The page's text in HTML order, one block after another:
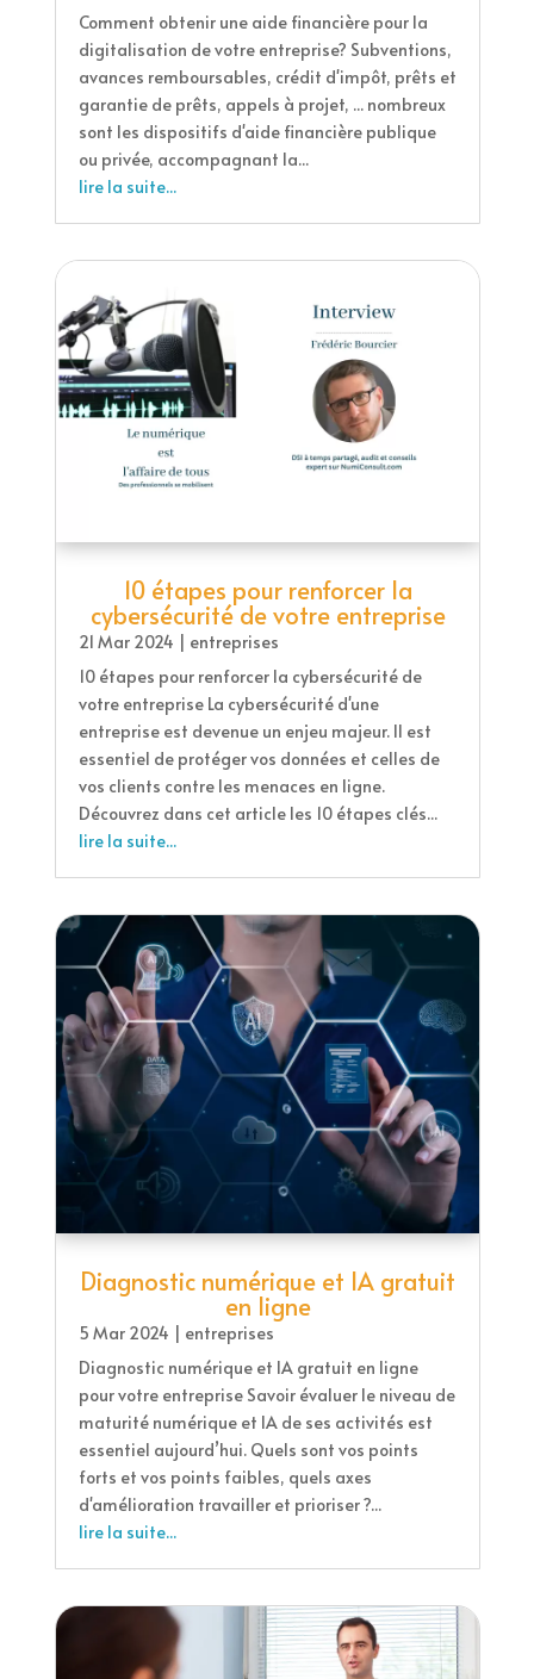
Comment obtenir une aide financière pour la
digitalisation de votre entreprise? Subventions,
avances remboursables, crédit d'impôt, prêts et
garantie de prêts, appels à projet, ... nombreux
sont les dispositifs d'aide financière publique
ou privée, accompagnant la...
lire la suite...
10 étapes pour renforcer la
cybersécurité de votre entreprise
21 Mar 2024 | entreprises
10 étapes pour renforcer la cybersécurité de
votre entreprise La cybersécurité d'une
entreprise est devenue un enjeu majeur. Il est
essentiel de protéger vos données et celles de
vos clients contre les menaces en ligne.
Découvrez dans cet article les 10 étapes clés...
lire la suite...
Diagnostic numérique et IA gratuit
en ligne
5 Mar 2024 | entreprises
Diagnostic numérique et IA gratuit en ligne
pour votre entreprise Savoir évaluer le niveau de
maturité numérique et IA de ses activités est
essentiel aujourd’hui. Quels sont vos points
forts et vos points faibles, quels axes
d'amélioration travailler et prioriser ?...
lire la suite...